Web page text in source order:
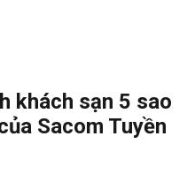
khách sạn 5 sao
Sacom Tuyền